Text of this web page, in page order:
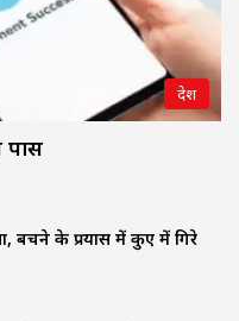
देश
पास
बचने के प्रयास में कुए में गिरे